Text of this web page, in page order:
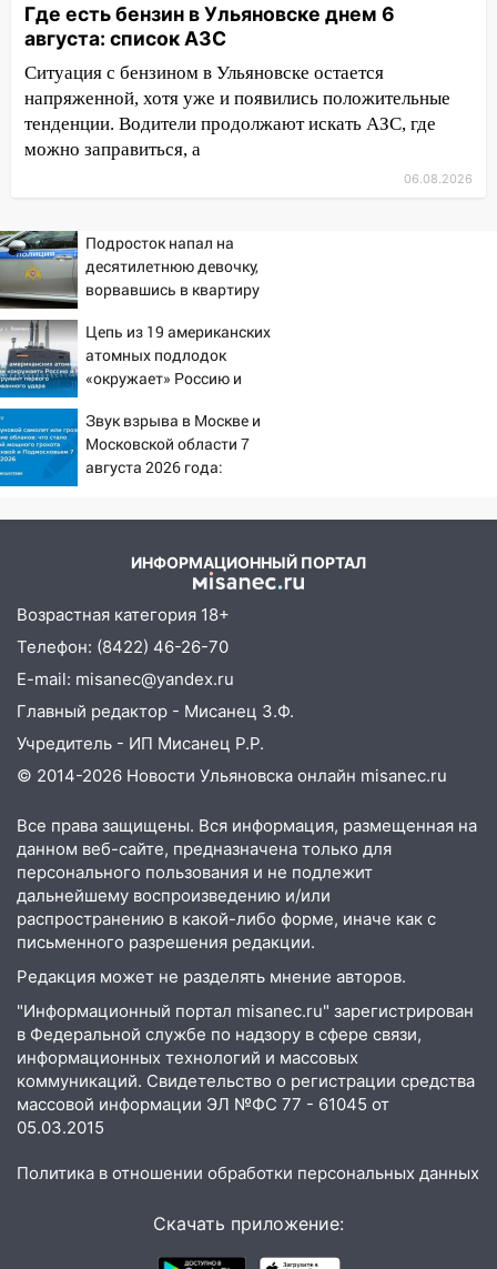
18:14 Прогноз погоды на 6 августа в
Ульяновской области
18:00 Мотофристайл, рок и силовой
экстрим: в Ульяновске пройдет
большой фестиваль «Наше время»
Где есть бензин в Ульяновске 5
17:05
«Обыск» по видеосвязи: в
Ульяновске задержали 19-летнюю
сообщницу мошенников
16:12
Едва не перерезал горло: в
Вешкайме посиделки с судимым
знакомым закончились для женщины
больницей
16:06
18-летняя девушка без прав
перевернулась на мопеде и попала в
больницу
миллионов рублей за криминальное
покровительство
15:32 На «кольце» кроссовер сбил 18-
летнего мопедиста
15:00 В Ульяновске после тройного ДТП
госпитализировали 25-летнего байкера
14:32
На Ульяновскую область
надвигается жара
14:08 Пешеход переходил по «зебре»:
подробности серьезной аварии на
Фруктовой
13:30 В Димитровграде на улице
Трудовой горело здание
13:00
Водитель без прав врезался в
припаркованный автомобиль
12:37 Переезжал «зебру» на
велосипеде и попал под колеса
12:18
Вспыхнул изнутри: в
Железнодорожном районе горела дача
11:33
В Засвияжье под колёса авто
В Радищевском районе сгорели
хозяйственные постройки
Где есть бензин в Ульяновске днем 6
августа: список АЗС
Ситуация с бензином в Ульяновске остается
напряженной, хотя уже и появились положительные
тенденции. Водители продолжают искать АЗС, где
можно заправиться, а
06.08.2026
Подросток напал на
десятилетнюю девочку,
ворвавшись в квартиру
Цепь из 19 американских
атомных подлодок
«окружает» Россию и
первого массированного
удара
Звук взрыва в Москве и
Московской области 7
августа 2026 года:
ИНФОРМАЦИОННЫЙ ПОРТАЛ
Возрастная категория 18+
Телефон: (8422) 46-26-70
E-mail: misanec@yandex.ru
Главный редактор - Мисанец З.Ф.
Учредитель - ИП Мисанец Р.Р.
© 2014-2026 Новости Ульяновска онлайн misanec.ru
Все права защищены. Вся информация, размещенная на
данном веб-сайте, предназначена только для
персонального пользования и не подлежит
дальнейшему воспроизведению и/или
распространению в какой-либо форме, иначе как с
письменного разрешения редакции.
Редакция может не разделять мнение авторов.
"Информационный портал misanec.ru" зарегистрирован
в Федеральной службе по надзору в сфере связи,
информационных технологий и массовых
коммуникаций. Свидетельство о регистрации средства
массовой информации ЭЛ №ФС 77 - 61045 от
05.03.2015
Политика в отношении обработки персональных данных
Скачать приложение: